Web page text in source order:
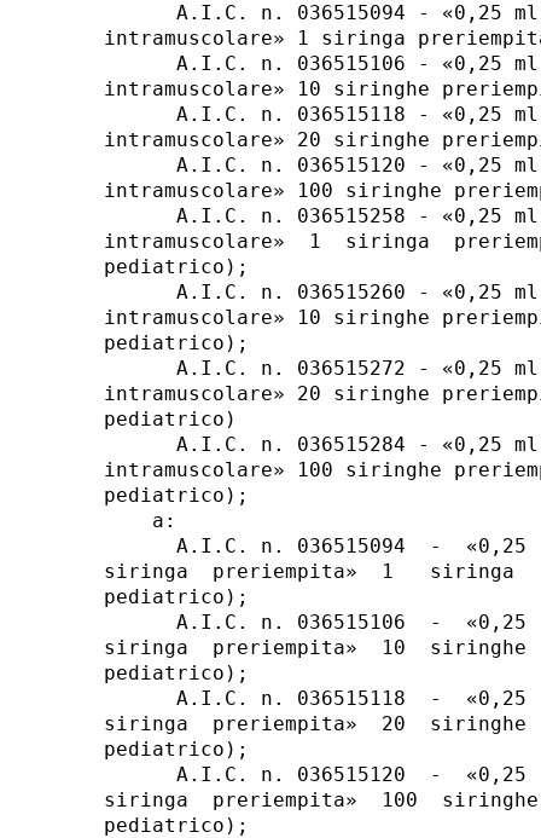
A.I.C. n. 036515094 - «0,25
intramuscolare» 1 siringa
A.I.C. n. 036515106 - «0,25
intramuscolare» 10 siringhe
A.I.C. n. 036515118 - «0,25
intramuscolare» 20 siringhe
A.I.C. n. 036515120 - «0,25
intramuscolare» 100 siringhe
A.I.C. n. 036515258 - «0,25
intramuscolare»  1  siringa
pediatrico);
A.I.C. n. 036515260 - «0,25
intramuscolare» 10 siringhe
pediatrico);
A.I.C. n. 036515272 - «0,25
intramuscolare» 20 siringhe
pediatrico)
A.I.C. n. 036515284 - «0,25
intramuscolare» 100 siringhe
pediatrico);
    a:
A.I.C. n. 036515094  -  «0,25
siringa  preriempita»  1   siringa
pediatrico);
A.I.C. n. 036515106  -  «0,25
siringa  preriempita»  10  siringhe
pediatrico);
A.I.C. n. 036515118  -  «0,25
siringa  preriempita»  20  siringhe
pediatrico);
A.I.C. n. 036515120  -  «0,25
siringa  preriempita»  100
pediatrico);